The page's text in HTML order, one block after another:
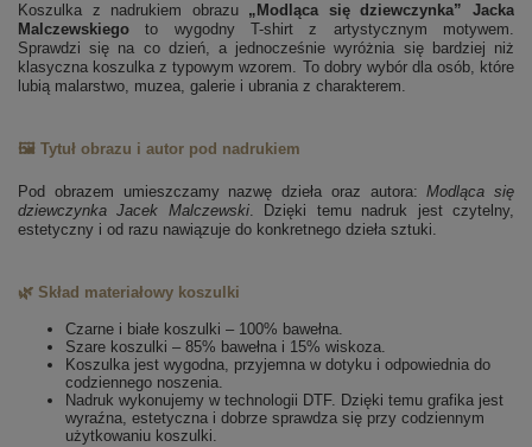
Koszulka z nadrukiem obrazu „Modląca się dziewczynka” Jacka
Malczewskiego to wygodny T-shirt z artystycznym motywem.
Sprawdzi się na co dzień, a jednocześnie wyróżnia się bardziej niż
klasyczna koszulka z typowym wzorem. To dobry wybór dla osób, które
lubią malarstwo, muzea, galerie i ubrania z charakterem.
🖼️ Tytuł obrazu i autor pod nadrukiem
Pod obrazem umieszczamy nazwę dzieła oraz autora:Modląca się
dziewczynka Jacek Malczewski. Dzięki temu nadruk jest czytelny,
estetyczny i od razu nawiązuje do konkretnego dzieła sztuki.
🌿 Skład materiałowy koszulki
Czarne i białe koszulki – 100% bawełna.
Szare koszulki – 85% bawełna i 15% wiskoza.
Koszulka jest wygodna, przyjemna w dotyku i odpowiednia do
codziennego noszenia.
Nadruk wykonujemy w technologii DTF. Dzięki temu grafika jest
wyraźna, estetyczna i dobrze sprawdza się przy codziennym
użytkowaniu koszulki.